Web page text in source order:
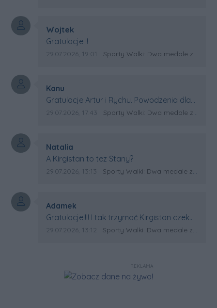
Autor komentarza:
Wojtek
Treść komentarza:
Gratulacje !!
Data dodania komentarza:
29.07.2026, 19:01 Źródło komentarza:
Sporty Walki: Dwa medale za oceanem
Autor komentarza:
Kanu
Treść komentarza:
Gratulacje Artur i Rychu. Powodzenia dla
Kirgistanu.
Data dodania komentarza:
29.07.2026, 17:43 Źródło komentarza:
Sporty Walki: Dwa medale za oceanem
Autor komentarza:
Natalia
Treść komentarza:
A Kirgistan to tez Stany?
Data dodania komentarza:
29.07.2026, 13:13 Źródło komentarza:
Sporty Walki: Dwa medale za oceanem
Autor komentarza:
Adamek
Treść komentarza:
Gratulacje!!!! I tak trzymać Kirgistan czeka
na powtórkę z USA a może i złote medale.
Data dodania komentarza:
29.07.2026, 13:12 Źródło komentarza:
Sporty Walki: Dwa medale za oceanem
REKLAMA